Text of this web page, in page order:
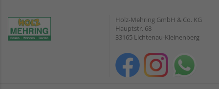
Holz-Mehring GmbH & Co. KG
Hauptstr. 68
33165 Lichtenau-Kleinenberg